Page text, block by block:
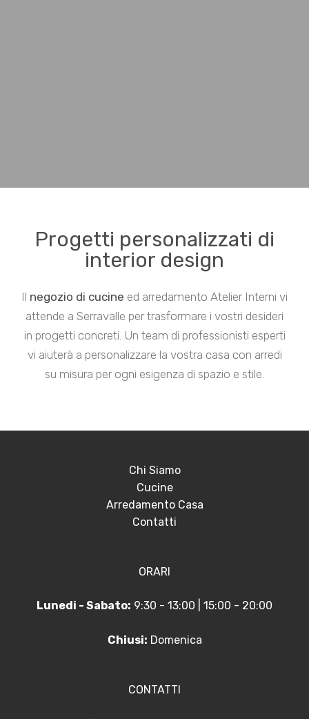
Progetti personalizzati di
interior design
Il negozio di cucine ed arredamento Atelier Interni vi
attende a Serravalle per trasformare i vostri desideri
in progetti concreti. Un team di professionisti esperti
vi aiuterà a personalizzare la vostra casa con arredi
su misura per ogni esigenza di spazio e stile.
Chi Siamo
Cucine
Arredamento Casa
Contatti
ORARI
Lunedi - Sabato: 9:30 - 13:00 | 15:00 - 20:00
Chiusi: Domenica
CONTATTI